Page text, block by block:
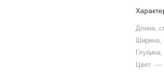
Длина,
Ширина,
Цвет —